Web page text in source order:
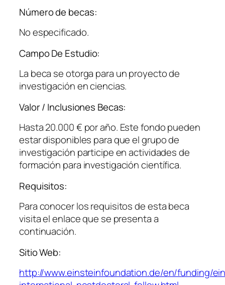
Número de becas:
No especificado.
Campo De Estudio:
La beca se otorga para un proyecto de
investigación en ciencias.
Valor / Inclusiones Becas:
Hasta 20.000 € por año. Este fondo pueden
estar disponibles para que el grupo de
investigación participe en actividades de
formación para investigación científica.
Requisitos:
Para conocer los requisitos de esta beca
visita el enlace que se presenta a
continuación.
Sitio Web:
http://www.einsteinfoundation.de/en/funding/